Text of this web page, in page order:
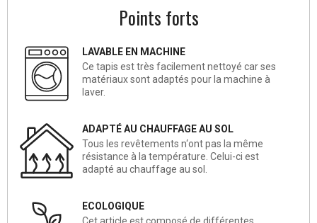
Points forts
LAVABLE EN MACHINE
Ce tapis est très facilement nettoyé car ses
matériaux sont adaptés pour la machine à
laver.
ADAPTÉ AU CHAUFFAGE AU SOL
Tous les revêtements n‘ont pas la même
résistance à la température. Celui-ci est
adapté au chauffage au sol.
ECOLOGIQUE
Cet article est composé de différentes